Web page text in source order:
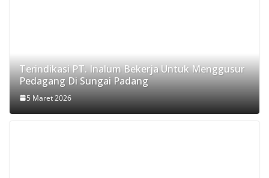
Terindikasi PT. Inalum Bekerja Untuk Menggusur
Pedagang Di Sungai Padang
5 Maret 2026